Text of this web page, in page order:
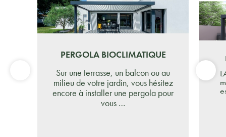
PERGOLA BIOCLIMATIQUE
Sur une terrasse, un balcon ou au
milieu de votre jardin, vous hésitez
encore à installer une pergola pour
vous …